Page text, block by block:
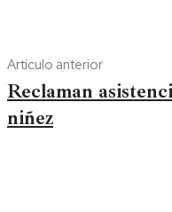
Artículo anterior
Reclaman
niñez